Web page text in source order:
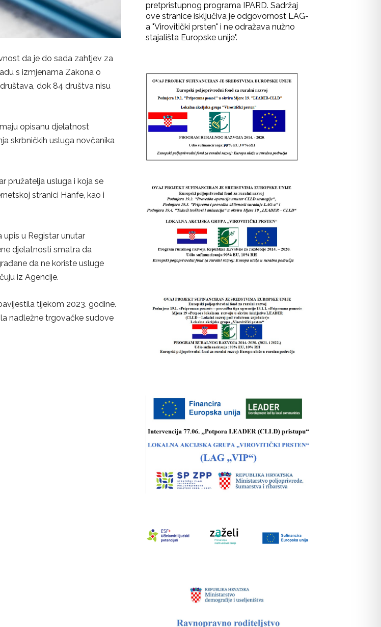
da je do sada zahtjev za
s izmjenama Zakona o
dok 84 društva nisu
opisanu djelatnost
skrbničkih usluga novčanika
pružatelja usluga i koja se
stranici Hanfe, kao i
u Registar unutar
djelatnosti smatra da
da ne koriste usluge
iz Agencije.
tijekom 2023. godine.
nadležne trgovačke sudove
pretpristupnog programa IPARD. Sadržaj
ove stranice isključiva je odgovornost LAG-
a "Virovitički prsten" i ne odražava nužno
stajališta Europske unije".